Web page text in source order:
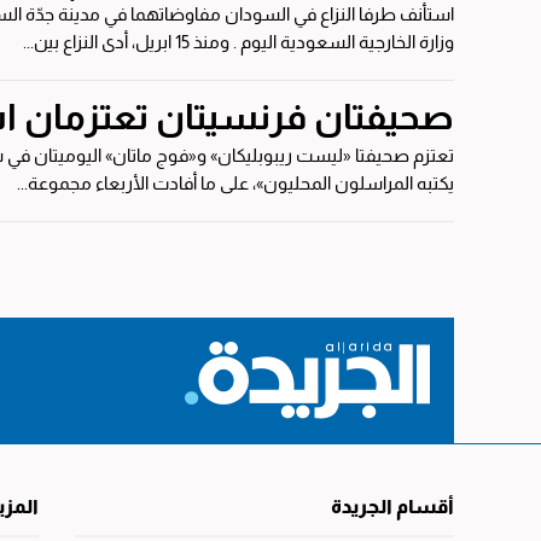
استأنف طرفا النزاع في السودان مفاوضاتهما في مدينة
وزارة الخارجية السعودية اليوم . ومنذ 15 ابريل، أدى النزاع بين...
صحيفتان فرنسيتان تعتزمان
تعتزم صحيفتا «ليست ريبوبليكان» و«فوج ماتان» اليوميتان
يكتبه المراسلون المحليون»، على ما أفادت الأربعاء مجموعة...
أقسام الجريدة